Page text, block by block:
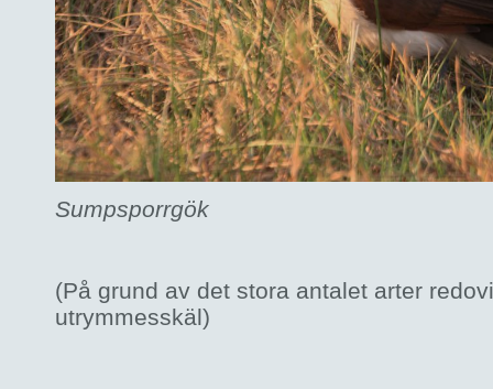
Sumpsporrgök
(På grund av det stora antalet arter
utrymmesskäl)